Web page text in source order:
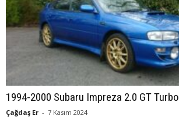
1994-2000 Subaru Impreza 2.0 GT Turbo
Çağdaş Er - 7 Kasım 2024